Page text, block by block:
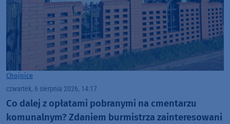
Chojnice
czwartek, 6 sierpnia 2026, 14:17
Co dalej z opłatami pobranymi na cmentarzu
komunalnym? Zdaniem burmistrza zainteresowani